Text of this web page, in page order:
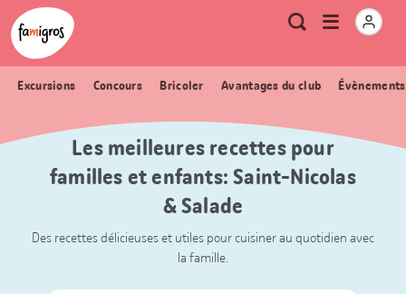
Signets
de
navigation
Header
Logo Métanavigation
RechercheOuvrir
Excursions Concours Bricoler Avantages du club
Les meilleures recettes pour
familles et enfants: Saint-Nicolas
& Salade
Des recettes délicieuses et utiles pour cuisiner au quotidien avec
la famille.